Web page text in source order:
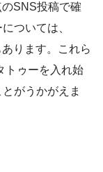
SNS投稿で確
ついては、
ります。これら
トゥーを入れ始
がうかがえま